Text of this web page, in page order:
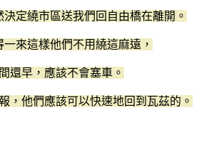
定繞市區送我們回自由橋在離開。
一來這樣他們不用繞這麻遠，
還早，應該不會塞車。
，他們應該可以快速地回到瓦茲的。